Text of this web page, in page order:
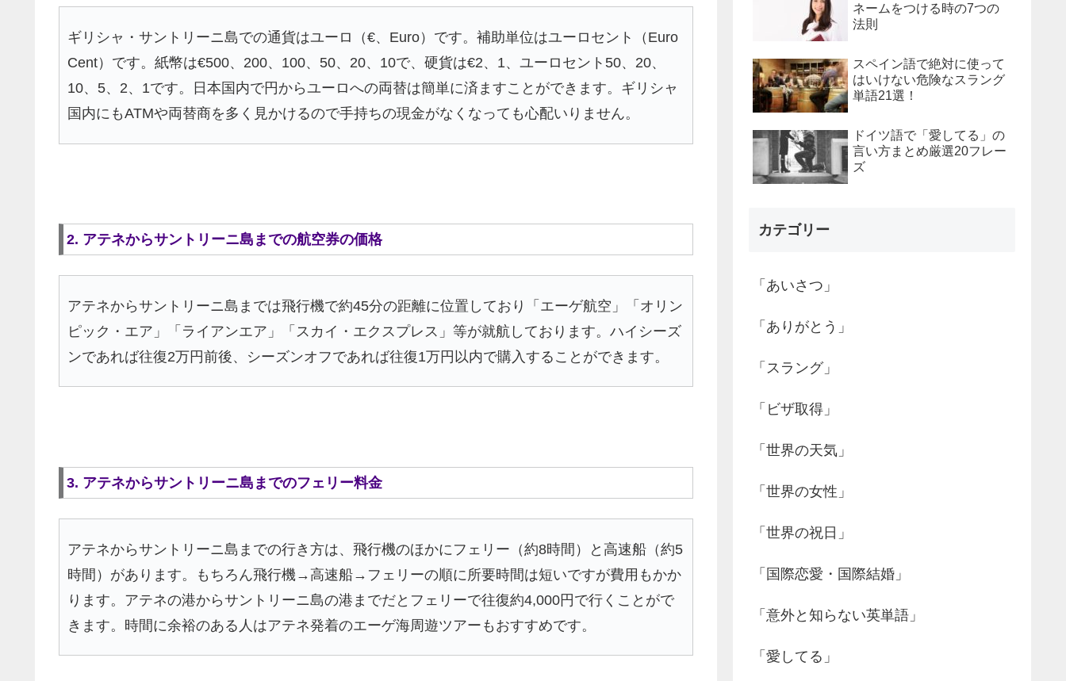
ギリシャ・サントリーニ島での通貨はユーロ（€、Euro）です。補助単位はユーロセント（Euro
Cent）です。紙幣は€500、200、100、50、20、10で、硬貨は€2、1、ユーロセント50、20、
10、5、2、1です。日本国内で円からユーロへの両替は簡単に済ますことができます。ギリシャ
国内にもATMや両替商を多く見かけるので手持ちの現金がなくなっても心配いりません。
2. アテネからサントリーニ島までの航空券の価格
アテネからサントリーニ島までは飛行機で約45分の距離に位置しており「エーゲ航空」「オリン
ピック・エア」「ライアンエア」「スカイ・エクスプレス」等が就航しております。ハイシーズ
ンであれば往復2万円前後、シーズンオフであれば往復1万円以内で購入することができます。
3. アテネからサントリーニ島までのフェリー料金
アテネからサントリーニ島までの行き方は、飛行機のほかにフェリー（約8時間）と高速船（約5
時間）があります。もちろん飛行機→高速船→フェリーの順に所要時間は短いですが費用もかか
ります。アテネの港からサントリーニ島の港までだとフェリーで往復約4,000円で行くことがで
きます。時間に余裕のある人はアテネ発着のエーゲ海周遊ツアーもおすすめです。
ネームをつける時の7つの
法則
スペイン語で絶対に使って
はいけない危険なスラング
単語21選！
ドイツ語で「愛してる」の
言い方まとめ厳選20フレー
ズ
カテゴリー
「あいさつ」
「ありがとう」
「スラング」
「ビザ取得」
「世界の天気」
「世界の女性」
「世界の祝日」
「国際恋愛・国際結婚」
「意外と知らない英単語」
「愛してる」